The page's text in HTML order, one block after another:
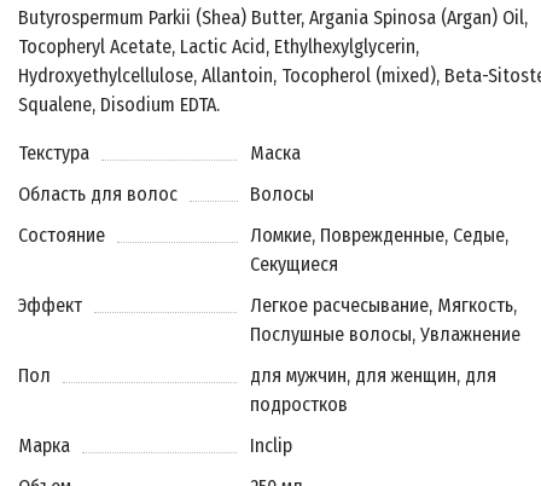
Butyrospermum Parkii (Shea) Butter, Argania Spinosa (Argan) Oil,
Tocopheryl Acetate, Lactic Acid, Ethylhexylglycerin,
Hydroxyethylcellulose, Allantoin, Tocopherol (mixed), Beta-
Squalene, Disodium EDTA.
Текстура
Маска
Область для волос
Волосы
Состояние
Ломкие, Поврежденные, Седые,
Секущиеся
Эффект
Легкое расчесывание, Мягкость,
Послушные волосы, Увлажнение
Пол
для мужчин, для женщин, для
подростков
Марка
Inclip